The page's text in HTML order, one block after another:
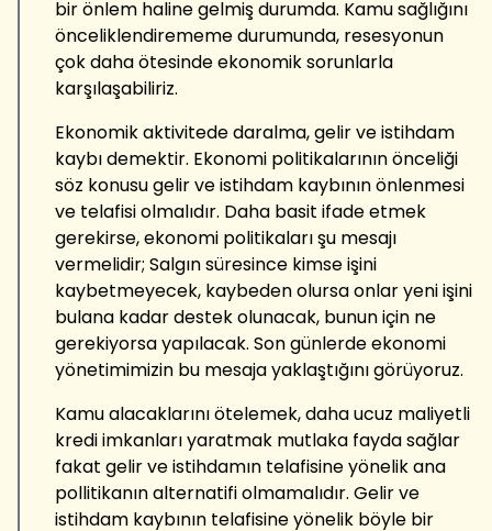
bir önlem haline gelmiş durumda. Kamu sağlığını
önceliklendirememe durumunda, resesyonun
çok daha ötesinde ekonomik sorunlarla
karşılaşabiliriz.
Ekonomik aktivitede daralma, gelir ve istihdam
kaybı demektir. Ekonomi politikalarının önceliği
söz konusu gelir ve istihdam kaybının önlenmesi
ve telafisi olmalıdır. Daha basit ifade etmek
gerekirse, ekonomi politikaları şu mesajı
vermelidir; Salgın süresince kimse işini
kaybetmeyecek, kaybeden olursa onlar yeni işini
bulana kadar destek olunacak, bunun için ne
gerekiyorsa yapılacak. Son günlerde ekonomi
yönetimimizin bu mesaja yaklaştığını görüyoruz.
Kamu alacaklarını ötelemek, daha ucuz maliyetli
kredi imkanları yaratmak mutlaka fayda sağlar
fakat gelir ve istihdamın telafisine yönelik ana
pollitikanın alternatifi olmamalıdır. Gelir ve
istihdam kaybının telafisine yönelik böyle bir